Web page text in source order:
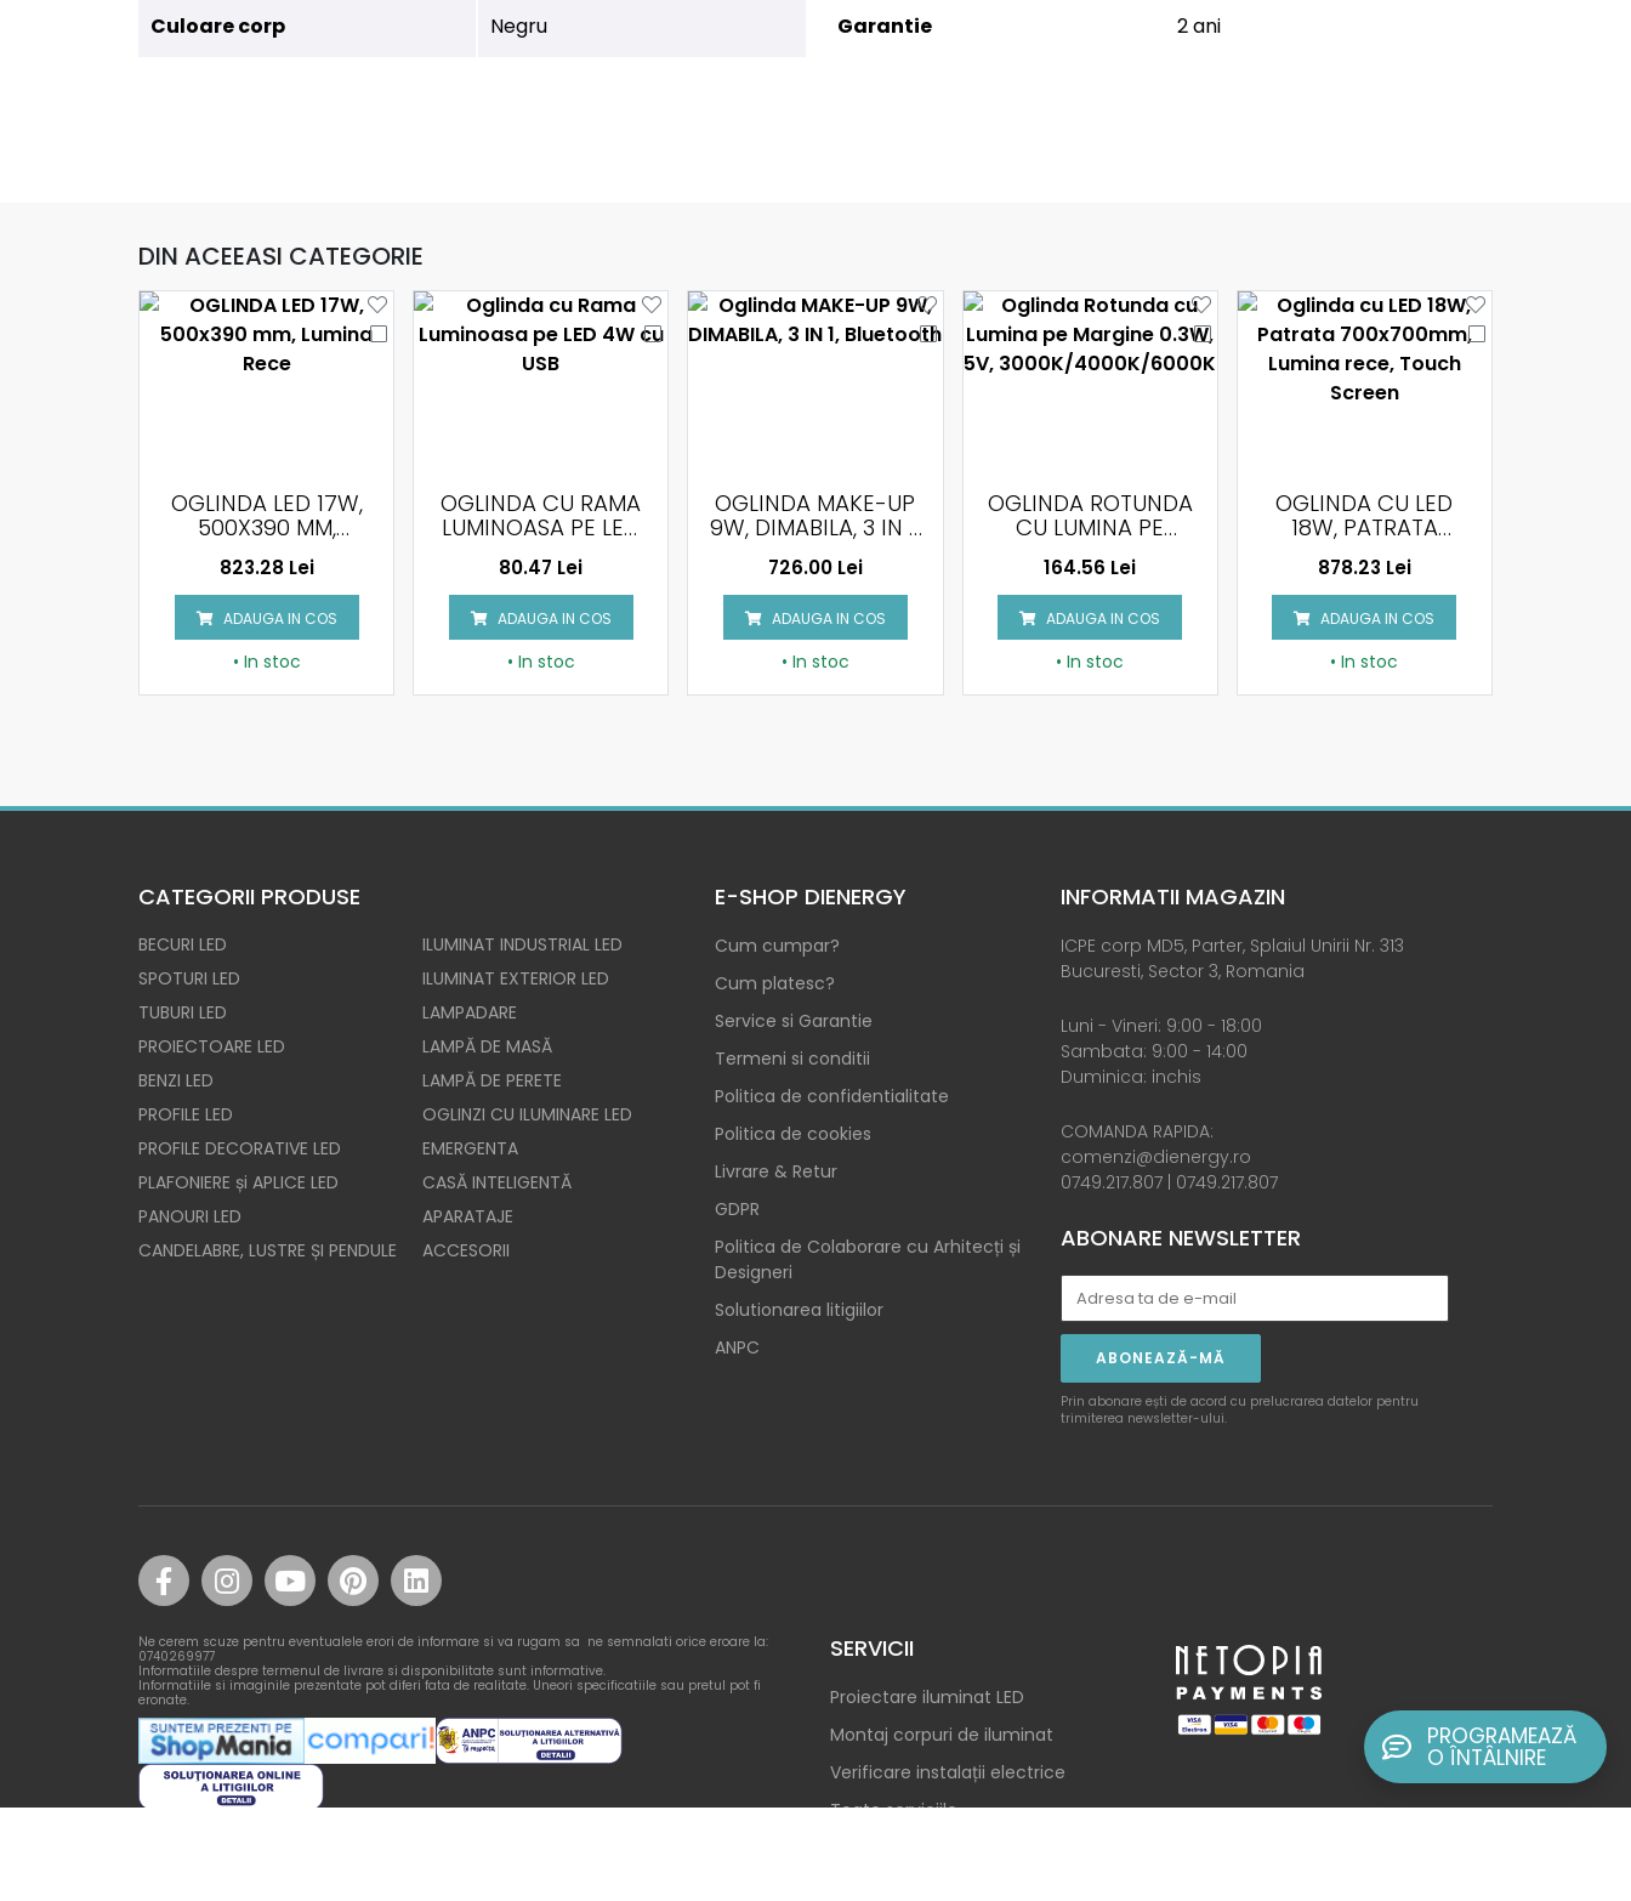
Culoare corp Negru Garantie 2 ani
DIN ACEEASI CATEGORIE
OGLINDA CU RAMA
LUMINOASA PE LED
4W CU USB
80.47 Lei
ADAUGA IN COS
• In stoc
OGLINDA MAKE-UP
9W, DIMABILA, 3 IN 1,
BLUETOOTH
726.00 Lei
ADAUGA IN COS
• In stoc
OGLINDA ROTUNDA
CU LUMINA PE
MARGINE 0.3W, 5V,
3000K/4000K/6000K
164.56 Lei
ADAUGA IN COS
• In stoc
OGLINDA CU LED
18W, PATRATA
700X700MM,
LUMINA RECE,
TOUCH SCREEN
878.23 Lei
ADAUGA IN COS
• In stoc
OGLINDA CU LED
20W, PATRATA
600X600MM,
LUMINA RECE
1034.59 Lei
ADAUGA IN COS
• In stoc
CATEGORII PRODUSE
BECURI LED
SPOTURI LED
TUBURI LED
PROIECTOARE LED
BENZI LED
PROFILE LED
PROFILE DECORATIVE LED
PLAFONIERE și APLICE LED
PANOURI LED
CANDELABRE, LUSTRE ȘI PENDULE
ILUMINAT INDUSTRIAL LED
ILUMINAT EXTERIOR LED
LAMPADARE
LAMPĂ DE MASĂ
LAMPĂ DE PERETE
OGLINZI CU ILUMINARE LED
EMERGENTA
CASĂ INTELIGENTĂ
APARATAJE
ACCESORII
E-SHOP DIENERGY
Cum cumpar?
Cum platesc?
Service si Garantie
Termeni si conditii
Politica de confidentialitate
Politica de cookies
Livrare & Retur
GDPR
Politica de Colaborare cu Arhitecți și
Designeri
Solutionarea litigiilor
ANPC
INFORMATII MAGAZIN
ICPE corp MD5, Parter, Splaiul Unirii Nr. 313
Bucuresti, Sector 3, Romania
Luni - Vineri: 9:00 - 18:00
Sambata: 9:00 - 14:00
Duminica: inchis
COMANDA RAPIDA:
comenzi@dienergy.ro
0749.217.807 0749.217.807
ABONARE NEWSLETTER
ABONEAZĂ-MĂ
Prin abonare ești de acord cu prelucrarea datelor pentru
trimiterea newsletter-ului.
Ne cerem scuze pentru eventualele erori de informare si va rugam sa ne semnalati orice eroare la:
0740269977
Informatiile despre termenul de livrare si disponibilitate sunt informative.
Informatiile si imaginile prezentate pot diferi fata de realitate. Uneori specificatiile sau pretul pot fi
eronate.
SERVICII
Proiectare iluminat LED
Montaj corpuri de iluminat
Verificare instalații electrice
Toate serviciile
PROGRAMEAZĂ
O ÎNTÂLNIRE